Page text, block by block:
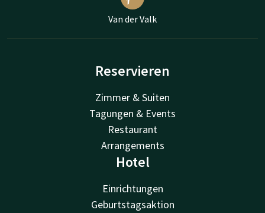
Van der Valk
Reservieren
Zimmer & Suiten
Tagungen & Events
Restaurant
Arrangements
Hotel
Einrichtungen
Geburtstagsaktion